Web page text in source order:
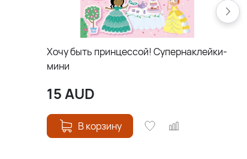
Хочу быть принцессой! Супернаклейки-
мини
15AUD
В корзину